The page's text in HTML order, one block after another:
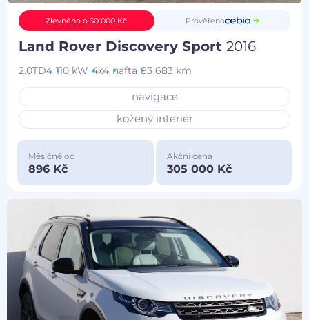
Zlevněno o 30 000 Kč Prověřeno
Land Rover Discovery Sport2016
2.0TD4 110 kW 4x4 nafta 83 683 km
navigace
kožený interiér
Měsíčně od
896 Kč
Akční cena
305 000 Kč